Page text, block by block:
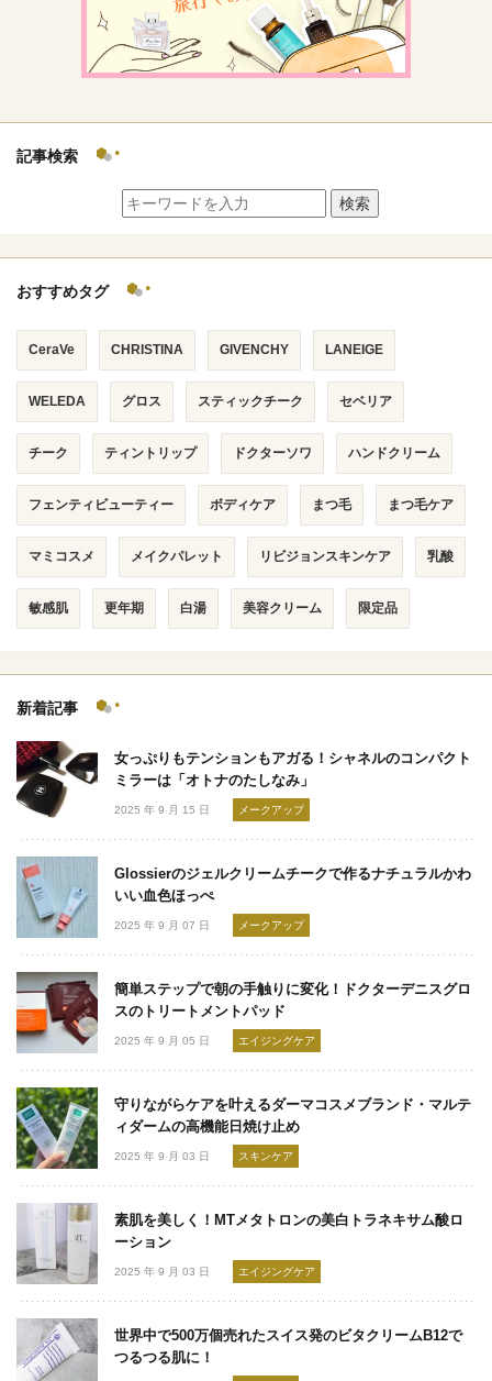
記事検索
検索
おすすめタグ
CeraVe CHRISTINA GIVENCHY LANEIGE
WELEDA グロス スティックチーク セベリア
チーク ティントリップ ドクターソワ ハンドクリーム
フェンティビューティー ボディケア まつ毛 まつ毛ケア
マミコスメ メイクパレット リビジョンスキンケア 乳酸
敏感肌 更年期 白湯 美容クリーム 限定品
新着記事
女っぷりもテンションもアガる！シャネルのコンパクト
ミラーは「オトナのたしなみ」
2025 年 9 月 15 日 メークアップ
Glossierのジェルクリームチークで作るナチュラルかわ
いい血色ほっぺ
2025 年 9 月 07 日 メークアップ
簡単ステップで朝の手触りに変化！ドクターデニスグロ
スのトリートメントパッド
2025 年 9 月 05 日 エイジングケア
守りながらケアを叶えるダーマコスメブランド・マルテ
ィダームの高機能日焼け止め
2025 年 9 月 03 日 スキンケア
素肌を美しく！MTメタトロンの美白トラネキサム酸ロ
ーション
2025 年 9 月 03 日 エイジングケア
世界中で500万個売れたスイス発のビタクリームB12で
つるつる肌に！